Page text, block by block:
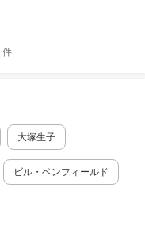
件
大塚生子
ビル・ベンフィールド